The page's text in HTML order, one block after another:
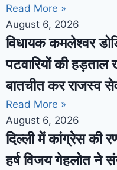
Read More »
August 6, 2026
विधायक कमलेश्वर
पटवारियों की हड़ताल
बातचीत कर राजस्व
Read More »
August 6, 2026
दिल्ली में कांग्रेस की
हर्ष विजय गेहलोत ने